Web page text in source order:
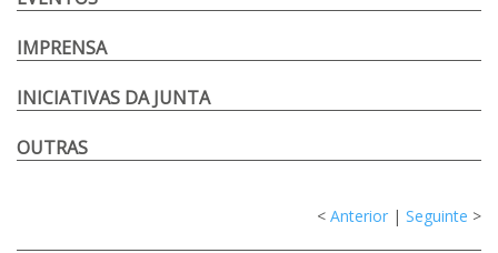
IMPRENSA
INICIATIVAS DA JUNTA
OUTRAS
< Anterior | Seguinte >